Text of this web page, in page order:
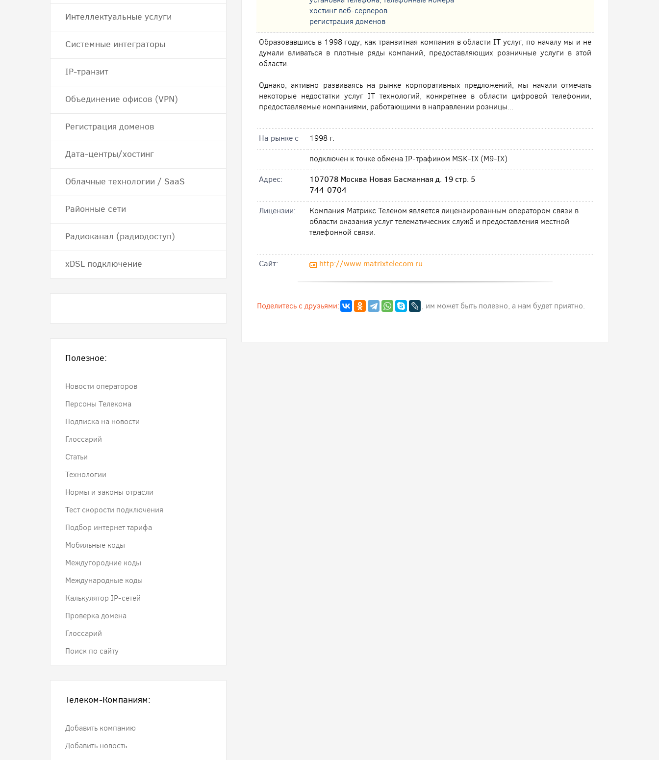
хостинг веб-серверов
регистрация доменов
Образовавшись в 1998 году, как транзитная компания в области IT услуг, по началу мы и не
думали вливаться в плотные ряды компаний, предоставляющих розничные услуги в этой
области.
Однако, активно развиваясь на рынке корпоративных предложений, мы начали отмечать
некоторые недостатки услуг IT технологий, конкретнее в области цифровой телефонии,
предоставляемые компаниями, работающими в направлении розницы...
На рынке с
1998 г.
подключен к точке обмена IP-трафиком MSK-IX (M9-IX)
Адрес:
107078 Москва Новая Басманная д. 19 стр. 5
744-0704
Лицензии:
Компания Матрикс Телеком является лицензированным оператором связи в
области оказания услуг телематических служб и предоставления местной
телефонной связи.
Cайт: http://www.matrixtelecom.ru
Поделитесь с друзьями: , им может быть полезно, а нам будет приятно.
Интеллектуальные услуги
Системные интеграторы
IP-транзит
Объединение офисов (VPN)
Регистрация доменов
Дата-центры/хостинг
Облачные технологии / SaaS
Районные сети
Радиоканал (радиодоступ)
хDSL подключение
Полезное:
Новости операторов
Персоны Телекома
Подписка на новости
Глоссарий
Статьи
Технологии
Нормы и законы отрасли
Тест скорости подключения
Подбор интернет тарифа
Мобильные коды
Междугородние коды
Международные коды
Калькулятор IP-сетей
Проверка домена
Глоссарий
Поиск по сайту
Телеком-Компаниям:
Добавить компанию
Добавить новость